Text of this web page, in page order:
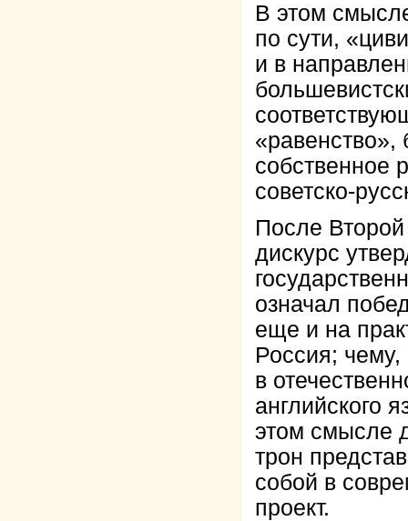
В этом
по сути,
и в
«равенство»,
собственное
советско-
После
дискурс
означал
еще и на
Россия; чему,
в
английского
этом смысле
трон
собой в
проект.